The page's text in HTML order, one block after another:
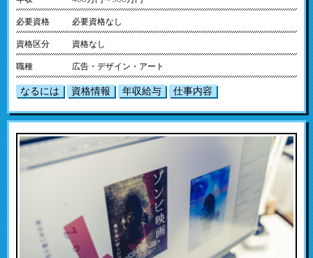
必要資格 必要資格なし
資格区分 資格なし
職種 広告・デザイン・アート
なるには 資格情報 年収給与 仕事内容